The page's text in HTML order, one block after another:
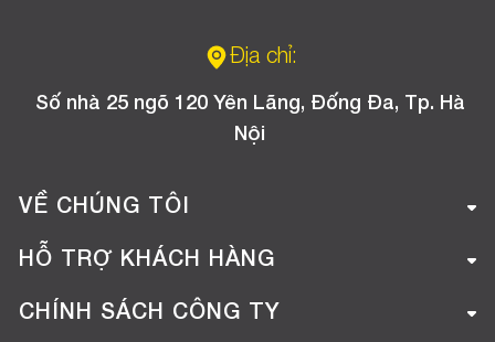
Địa chỉ:
Số nhà 25 ngõ 120 Yên Lãng, Đống Đa, Tp. Hà
Nội
VỀ CHÚNG TÔI
Giới thiệu công ty
Tuyển dụng
HỖ TRỢ KHÁCH HÀNG
Hướng dẫn mua hàng online
CHÍNH SÁCH CÔNG TY